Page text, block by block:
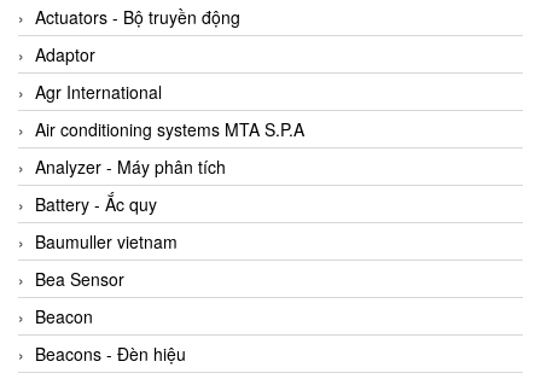
ABB Vietnam
AC Infinity Vietnam
AC&E Telecommunications
AC&T Vietnam
Accepta Vietnam
ACCUMAC Vietnam
AccuWeb Vietnam
Acey
ACOEM Vietnam
ADCA Vietnam
Actuators - Bộ truyền động
Adaptor
Agr International
Air conditioning systems MTA S.P.A
Analyzer - Máy phân tích
Battery - Ắc quy
Baumuller vietnam
Bea Sensor
Beacon
Beacons - Đèn hiệu